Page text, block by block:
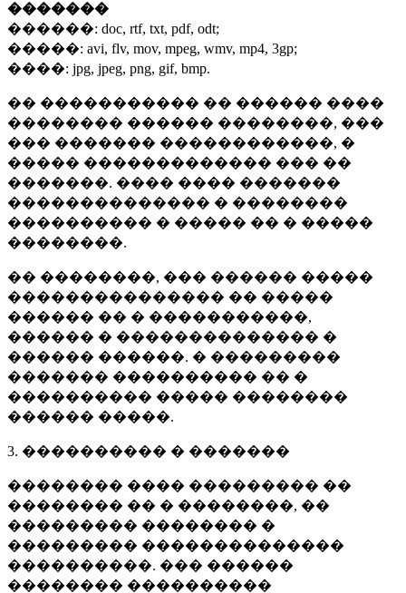
�������
������: doc, rtf, txt, pdf, odt;
�����: avi, flv, mov, mpeg, wmv, mp4, 3gp;
����: jpg, jpeg, png, gif, bmp.
�� ����������� �� ������ ����
�������� ������ ��������, ���
��� ������� ������������, �
����� ������������� ��� ��
�������. ���� ���� �������
�������������� � ��������
���������� � ����� �� � �����
��������.
�� ��������, ��� ������ �����
��������������� �� �����
������ �� � �����������,
������ � �������������� �
������ ������. � ���������
������� ���������� �� �
���������� ����� ��������
������ �����.
3. ���������� � �������
�������� ���� ��������� ��
�������� �� � ��������, ��
��������� �������� �
��������� ��������������
����������. ��� ������
�������� ����������